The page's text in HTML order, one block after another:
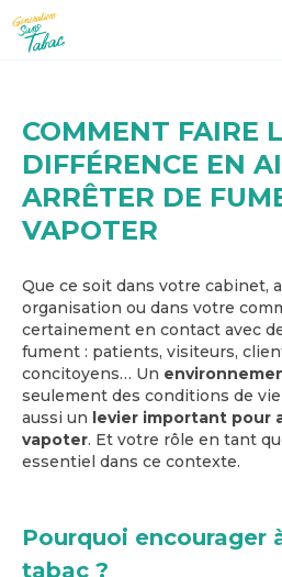
au
contenu
COMMENT FAIRE
DIFFÉRENCE EN
ARRÊTER DE
VAPOTER
Que ce soit dans votre cabinet,
organisation ou dans votre
certainement en contact avec
fument : patients, visiteurs,
concitoyens… Un
seulement des conditions de
aussi un levier important pour
vapoter. Et votre rôle en tant
essentiel dans ce contexte.
Pourquoi encourager
tabac ?